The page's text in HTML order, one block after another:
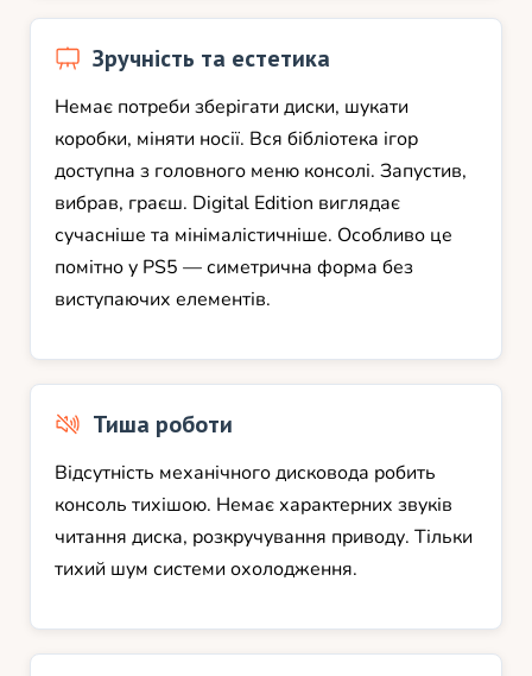
Зручність та естетика
Немає потреби зберігати диски, шукати
коробки, міняти носії. Вся бібліотека ігор
доступна з головного меню консолі. Запустив,
вибрав, граєш. Digital Edition виглядає
сучасніше та мінімалістичніше. Особливо це
помітно у PS5 — симетрична форма без
виступаючих елементів.
Тиша роботи
Відсутність механічного дисковода робить
консоль тихішою. Немає характерних звуків
читання диска, розкручування приводу. Тільки
тихий шум системи охолодження.